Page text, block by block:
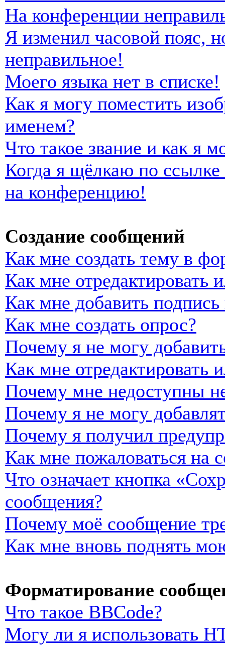
На конференции
Я изменил часовой пояс,
неправильное!
Моего языка нет в списке!
Как я могу поместить
именем?
Что такое звание и как я
Когда я щёлкаю по
на конференцию!
Создание сообщений
Как мне создать тему в
Как мне отредактировать
Как мне добавить
Как мне создать опрос?
Почему я не могу
Как мне отредактировать
Почему мне недоступны
Почему я не могу
Почему я получил
Как мне пожаловаться на
Что означает кнопка
сообщения?
Почему моё сообщение
Как мне вновь поднять
Форматирование
Что такое BBCode?
Могу ли я использовать